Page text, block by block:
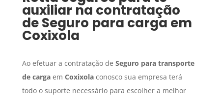
auxiliar na contratação
deSeguro para carga em
Coxixola
Ao efetuar a contratação de Seguro para transporte
de cargaem Coxixolaconosco sua empresa terá
todo o suporte necessário para escolher a melhor